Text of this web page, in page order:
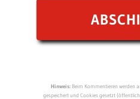
Hinweis:Beim Kommentieren werden
gespeichert und Cookies gesetzt